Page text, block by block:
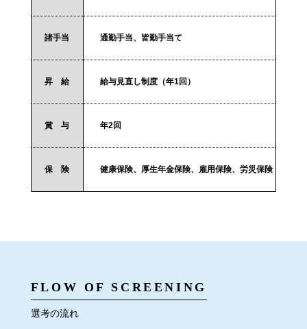
諸手当 通勤手当、皆勤手当て
昇 給 給与見直し制度（年1回）
賞 与 年2回
保 険 健康保険、厚生年金保険、雇用保険、労災保険
FLOW OF SCREENING
選考の流れ